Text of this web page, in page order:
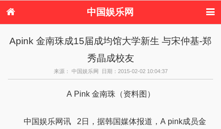
中国娱乐网
港台娱乐
日本娱乐 韩国娱乐
欧美娱乐
音乐新闻 影视新闻
港台明星八卦
日本韩国明星
欧美明星八卦
Apink 金南珠成15届成均馆大学新生 与宋仲基-郑
秀晶成校友
来源： 中国娱乐网 日期：2015-02-02 10:04:37
A Pink 金南珠（资料图）
中国娱乐网讯 2日，据韩国媒体报道，A pink成员金